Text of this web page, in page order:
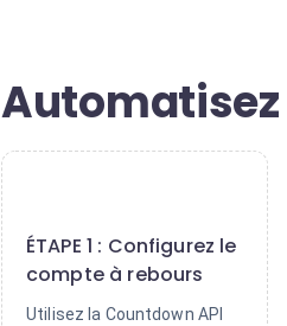
ÉTAPE 1 : Configurez le
compte à rebours
Utilisez la Countdown API